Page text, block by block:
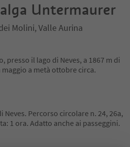
Untermaurer
Molini, Valle Aurina
presso il lago di Neves, a 1867 m di
a metà ottobre circa.
Neves. Percorso circolare n. 24, 26a,
1 ora. Adatto anche ai passeggini.